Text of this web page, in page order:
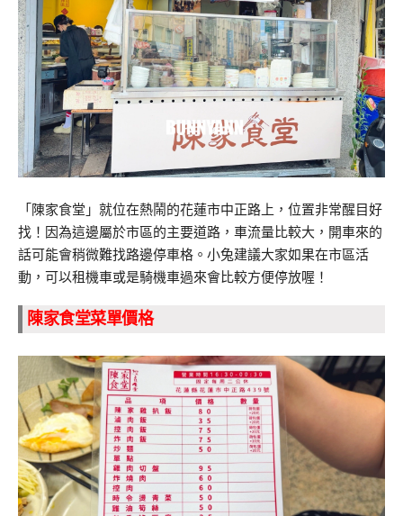
「陳家食堂」就位在熱鬧的花蓮市中正路上，位置非常醒目好
找！因為這邊屬於市區的主要道路，車流量比較大，開車來的
話可能會稍微難找路邊停車格。小兔建議大家如果在市區活
動，可以租機車或是騎機車過來會比較方便停放喔！
陳家食堂菜單價格